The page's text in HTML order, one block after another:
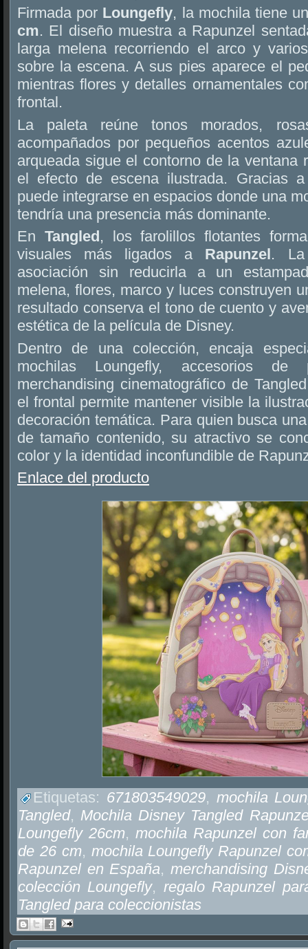
Firmada por Loungefly, la mochila tiene
cm. El diseño muestra a Rapunzel
larga melena recorriendo el arco y
sobre la escena. A sus pies aparece el
mientras flores y detalles ornamentales
frontal.
La paleta reúne tonos morados,
acompañados por pequeños acentos
arqueada sigue el contorno de la ventana
el efecto de escena ilustrada. Gracias
puede integrarse en espacios donde una
tendría una presencia más dominante.
En Tangled, los farolillos flotantes
visuales más ligados a Rapunzel. La
asociación sin reducirla a un
melena, flores, marco y luces construyen
resultado conserva el tono de cuento y
estética de la película de Disney.
Dentro de una colección, encaja
mochilas Loungefly, accesorios de
merchandising cinematográfico de
el frontal permite mantener visible la
decoración temática. Para quien busca
de tamaño contenido, su atractivo se
color y la identidad inconfundible de
Enlace del producto
Etiquetas: 671803549029, mochila
Tangled, Mochila Disney Tangled
Loungefly 26cm, mochila Rapunzel con
de 26 cm, mochila Loungefly Rapunzel
Rapunzel en España,merchandising
colección Loungefly, regalo Rapunzel
Tangled para coleccionistas